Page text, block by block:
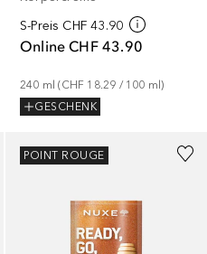
S-Preis CHF 43.90
Online CHF 43.90
240 ml (CHF 18.29 / 100 ml)
GESCHENK
POINT ROUGE